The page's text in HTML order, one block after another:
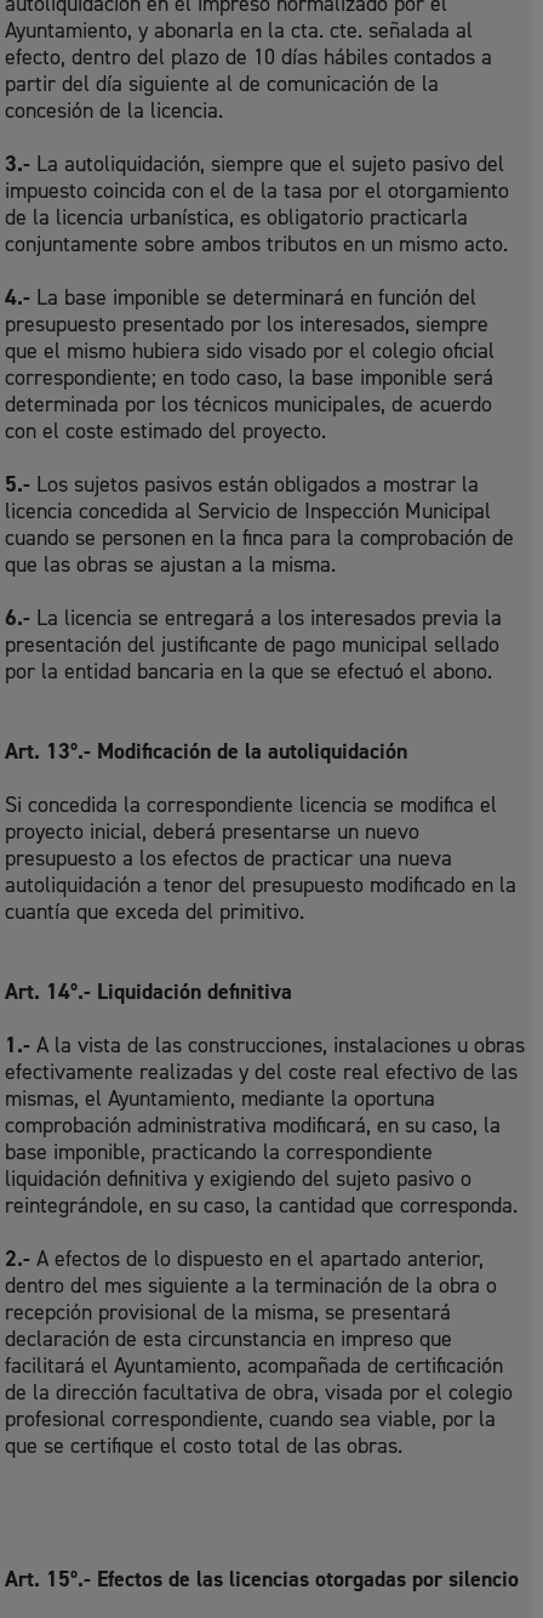
Ayuntamiento, y abonarla en la cta. cte. señalada al
efecto, dentro del plazo de 10 días hábiles contados a
partir del día siguiente al de comunicación de la
concesión de la licencia.
3.- La autoliquidación, siempre que el sujeto pasivo del
impuesto coincida con el de la tasa por el otorgamiento
de la licencia urbanística, es obligatorio practicarla
conjuntamente sobre ambos tributos en un mismo acto.
4.- La base imponible se determinará en función del
presupuesto presentado por los interesados, siempre
que el mismo hubiera sido visado por el colegio oficial
correspondiente; en todo caso, la base imponible será
determinada por los técnicos municipales, de acuerdo
con el coste estimado del proyecto.
5.- Los sujetos pasivos están obligados a mostrar la
licencia concedida al Servicio de Inspección Municipal
cuando se personen en la finca para la comprobación de
que las obras se ajustan a la misma.
6.- La licencia se entregará a los interesados previa la
presentación del justificante de pago municipal sellado
por la entidad bancaria en la que se efectuó el abono.
Art. 13º.- Modificación de la autoliquidación
Si concedida la correspondiente licencia se modifica el
proyecto inicial, deberá presentarse un nuevo
presupuesto a los efectos de practicar una nueva
autoliquidación a tenor del presupuesto modificado en la
cuantía que exceda del primitivo.
Art. 14º.- Liquidación definitiva
1.-A la vista de las construcciones, instalaciones u obras
efectivamente realizadas y del coste real efectivo de las
mismas, el Ayuntamiento, mediante la oportuna
comprobación administrativa modificará, en su caso, la
base imponible, practicando la correspondiente
liquidación definitiva y exigiendo del sujeto pasivo o
reintegrándole, en su caso, la cantidad que corresponda.
2.-A efectos de lo dispuesto en el apartado anterior,
dentro del mes siguiente a la terminación de la obra o
recepción provisional de la misma, se presentará
declaración de esta circunstancia en impreso que
facilitará el Ayuntamiento, acompañada de certificación
de la dirección facultativa de obra, visada por el colegio
profesional correspondiente, cuando sea viable, por la
que se certifique el costo total de las obras.
Art. 15º.- Efectos de las licencias otorgadas por silencio